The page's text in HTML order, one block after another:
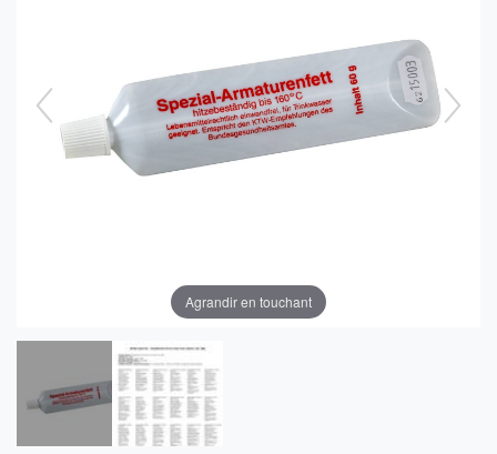
Agrandir en touchant